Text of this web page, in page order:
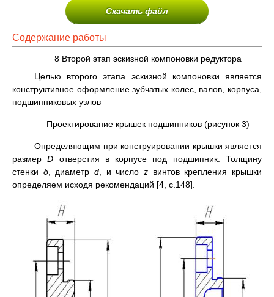
Скачать файл
Содержание работы
8 Второй этап эскизной компоновки редуктора
Целью второго этапа эскизной компоновки является
конструктивное оформление зубчатых колес, валов, корпуса,
подшипниковых узлов
Проектирование крышек подшипников (рисунок 3)
Определяющим при конструировании крышки является
размерD отверстия в корпусе под подшипник. Толщину
стенки δ, диаметрd , и числоz винтов крепления крышки
определяем исходя рекомендаций [4, с.148].